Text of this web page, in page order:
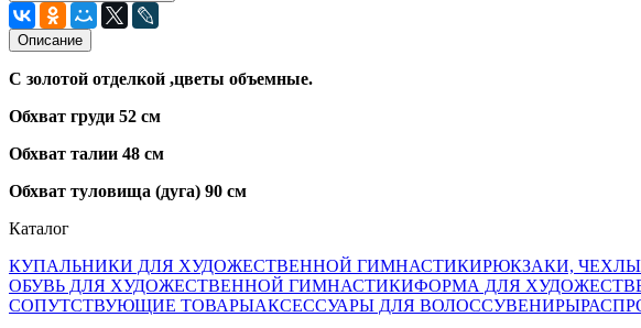
Описание
С золотой отделкой ,цветы объемные.
Обхват груди 52 см
Обхват талии 48 см
Обхват туловища (дуга) 90 см
Каталог
КУПАЛЬНИКИ ДЛЯ ХУДОЖЕСТВЕННОЙ ГИМНАСТИКИРЮКЗАКИ,
ОБУВЬ ДЛЯ ХУДОЖЕСТВЕННОЙ ГИМНАСТИКИФОРМА ДЛЯ
СОПУТСТВУЮЩИЕ ТОВАРЫАКСЕССУАРЫ ДЛЯ ВОЛОССУВЕНИРЫ